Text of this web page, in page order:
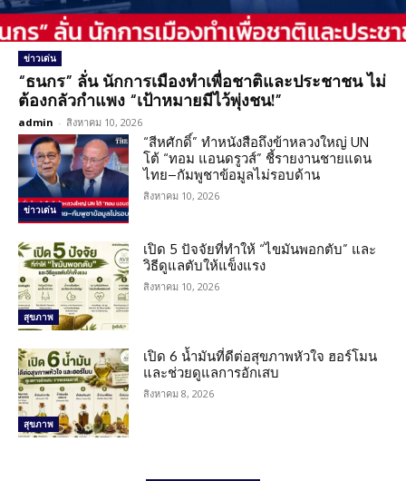
ข่าวเด่น
“ธนกร” ลั่น นักการเมืองทำเพื่อชาติและประชาชน ไม่
ต้องกลัวกำแพง “เป้าหมายมีไว้พุ่งชน!”
admin - สิงหาคม 10, 2026
ข่าวเด่น
“สีหศักดิ์” ทำหนังสือถึงข้าหลวงใหญ่ UN
โต้ “ทอม แอนดรูวส์” ชี้รายงานชายแดน
ไทย–กัมพูชาข้อมูลไม่รอบด้าน
สิงหาคม 10, 2026
สุขภาพ
เปิด 5 ปัจจัยที่ทำให้ “ไขมันพอกตับ” และ
วิธีดูแลตับให้แข็งแรง
สิงหาคม 10, 2026
สุขภาพ
เปิด 6 น้ำมันที่ดีต่อสุขภาพหัวใจ ฮอร์โมน
และช่วยดูแลการอักเสบ
สิงหาคม 8, 2026